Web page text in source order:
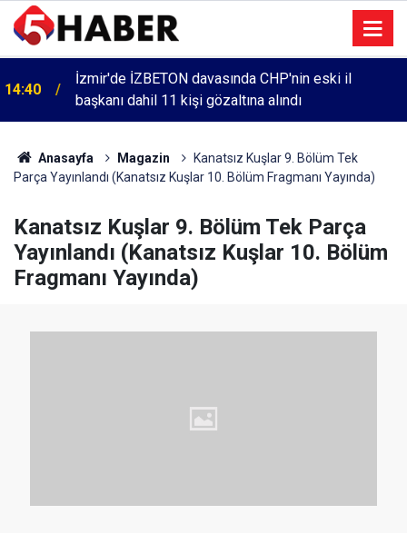
14:40
İzmir'de İZBETON davasında CHP'nin eski il
başkanı dahil 11 kişi gözaltına alındı
Anasayfa Magazin
Kanatsız Kuşlar 9. Bölüm Tek
Parça Yayınlandı (Kanatsız Kuşlar 10. Bölüm Fragmanı Yayında)
Kanatsız Kuşlar 9. Bölüm Tek Parça
Yayınlandı (Kanatsız Kuşlar 10. Bölüm
Fragmanı Yayında)